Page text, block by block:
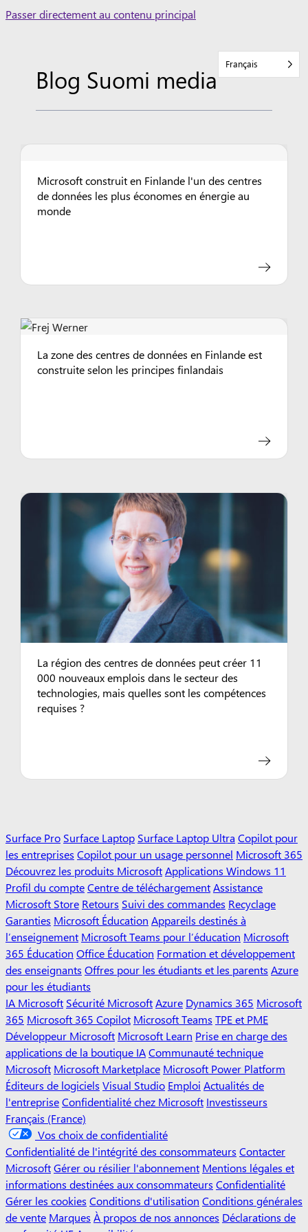
Skip
Passer directement au contenu principal
Français
Blog Suomi media
Microsoft construit en Finlande l'un des centres
de données les plus économes en énergie au
monde
La zone des centres de données en Finlande est
construite selon les principes finlandais
La région des centres de données peut créer 11
000 nouveaux emplois dans le secteur des
technologies, mais quelles sont les compétences
requises ?
Surface Pro Surface Laptop Surface Laptop Ultra Copilot pour
les entreprises Copilot pour un usage personnel Microsoft 365
Découvrez les produits MicrosoftApplications Windows 11
Profil du compteCentre de téléchargementAssistance
Microsoft Store Retours Suivi des commandes Recyclage
Garanties Microsoft Éducation Appareils destinés à
l’enseignement Microsoft Teams pour l’éducation Microsoft
365 Éducation Office Éducation Formation et développement
des enseignants Offres pour les étudiants et les parents Azure
pour les étudiants
IA Microsoft Sécurité MicrosoftAzure Dynamics 365 Microsoft
365 Microsoft 365 Copilot Microsoft Teams TPE et PME
Développeur Microsoft Microsoft Learn Prise en charge des
applications de la boutique IACommunauté technique
Microsoft Microsoft Marketplace Microsoft Power Platform
Éditeurs de logiciels Visual Studio Emploi Actualités de
l'entrepriseConfidentialité chez Microsoft Investisseurs
Français (France)
Vos choix de confidentialité
Confidentialité de l'intégrité des consommateurs Contacter
MicrosoftGérer ou résilier l'abonnement Mentions légales et
informations destinées aux consommateurs Confidentialité
Gérer les cookies Conditions d'utilisation Conditions générales
de vente Marques À propos de nos annonces Déclarations de